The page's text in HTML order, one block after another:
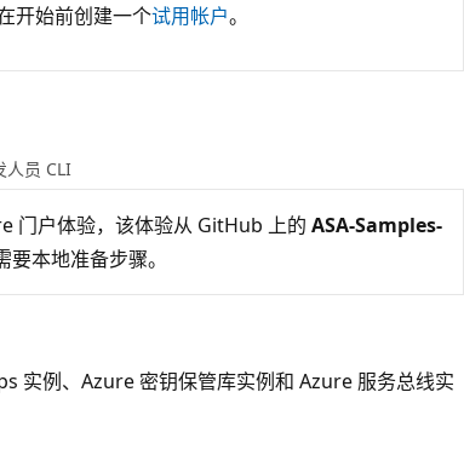
开始前创建一个试用帐户。
人员 CLI
门户体验，该体验从 GitHub 上的 ASA-Samples-
要本地准备步骤。
实例、Azure 密钥保管库实例和 Azure 服务总线实